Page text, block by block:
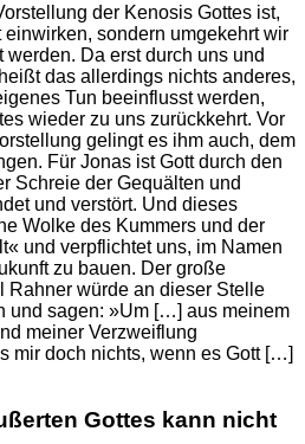
der Kenosis Gottes ist,
sondern umgekehrt wir
Da erst durch uns und
das allerdings nichts anderes,
Tun beeinflusst werden,
wieder zu uns zurückkehrt. Vor
gelingt es ihm auch, dem
Für Jonas ist Gott durch den
Schreie der Gequälten und
und verstört. Und dieses
Wolke des Kummers und der
und verpflichtet uns, im Namen
zu bauen. Der große
Rahner würde an dieser Stelle
und sagen: »Um […] aus meinem
meiner Verzweiflung
mir doch nichts, wenn es Gott […]
Gottes kann nicht